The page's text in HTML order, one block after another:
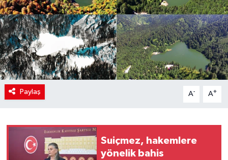
Paylaş A- A+
Suiçmez, hakemlere
yönelik bahis